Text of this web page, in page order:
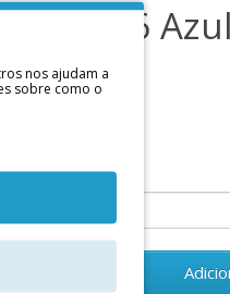
Foil Nº6 Azul
6nos ajudam a
sobre como o